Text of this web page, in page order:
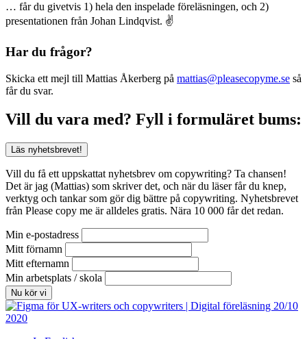
… får du givetvis 1) hela den inspelade föreläsningen, och 2)
presentationen från Johan Lindqvist. ✌️
Har du frågor?
Skicka ett mejl till Mattias Åkerberg på mattias@pleasecopyme.se så
får du svar.
Vill du vara med? Fyll i formuläret bums:
Läs nyhetsbrevet!
Vill du få ett uppskattat nyhetsbrev om copywriting? Ta chansen!
Det är jag (Mattias) som skriver det, och när du läser får du knep,
verktyg och tankar som gör dig bättre på copywriting. Nyhetsbrevet
från Please copy me är alldeles gratis. Nära 10 000 får det redan.
Min e-postadress
Mitt förnamn
Mitt efternamn
Min arbetsplats / skola